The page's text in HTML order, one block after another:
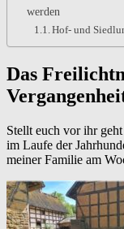
werden
Hof- und
Das
Stellt euch vor ihr
im Laufe der
meiner Familie am